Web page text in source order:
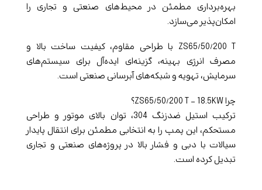
بهره‌برداری مطمئن در محیط‌های صنعتی و تجاری را
امکان‌پذیر می‌سازد.
ZS65/50/200 T با طراحی مقاوم، کیفیت ساخت بالا و
مصرف انرژی بهینه، گزینه‌ای ایده‌آل برای سیستم‌های
سرمایش، تهویه و شبکه‌های آبرسانی صنعتی است.
چرا ZS65/50/200 T – 18.5KW؟
ترکیب استیل ضدزنگ 304، توان بالای موتور و طراحی
مستحکم، این پمپ را به انتخابی مطمئن برای انتقال پایدار
سیالات با دبی و فشار بالا در پروژه‌های صنعتی و تجاری
تبدیل کرده است.